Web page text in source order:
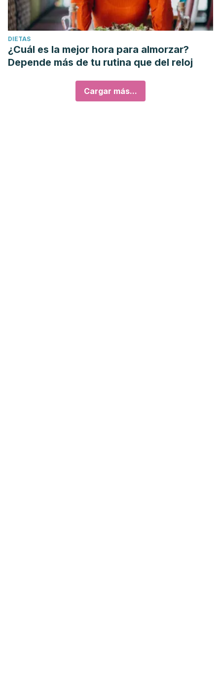
DIETAS
¿Cuál es la mejor hora para almorzar?
Depende más de tu rutina que del reloj
Cargar más...